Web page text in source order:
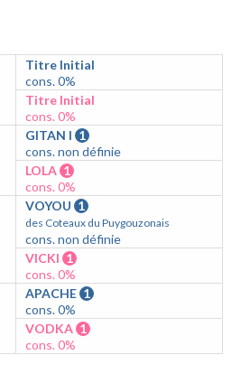
Titre Initial
cons. 0%
Titre Initial
cons. 0%
GITAN I 1
cons. non définie
LOLA 1
cons. 0%
VOYOU 1
des Coteaux du Puygouzonais
cons. non définie
VICKI 1
cons. 0%
APACHE 1
cons. 0%
VODKA 1
cons. 0%